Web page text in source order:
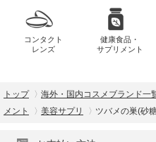
コンタクト
レンズ
健康食品・
サプリメント
トップ 海外・国内コスメブランド一
メント
美容サプリ ツバメの巣(砂